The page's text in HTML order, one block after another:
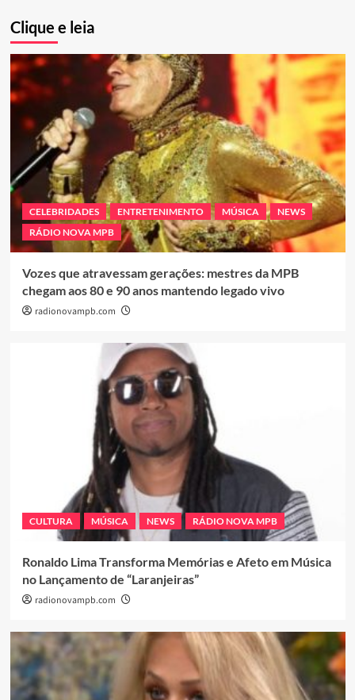
Clique e leia
CELEBRIDADES ENTRETENIMENTO MÚSICA
NEWS
RÁDIO NOVA MPB
Vozes que atravessam gerações: mestres da MPB
chegam aos 80 e 90 anos mantendo legado vivo
radionovampb.com
CULTURA MÚSICA NEWS RÁDIO NOVA MPB
Ronaldo Lima Transforma Memórias e Afeto em Música
no Lançamento de “Laranjeiras”
radionovampb.com